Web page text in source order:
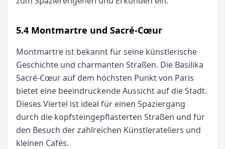
5.4 Montmartre und Sacré-Cœur
Montmartre ist bekannt für seine künstlerische
Geschichte und charmanten Straßen. Die Basilika
Sacré-Cœur auf dem höchsten Punkt von Paris
bietet eine beeindruckende Aussicht auf die Stadt.
Dieses Viertel ist ideal für einen Spaziergang
durch die kopfsteingepflasterten Straßen und für
den Besuch der zahlreichen Künstlerateliers und
kleinen Cafés.